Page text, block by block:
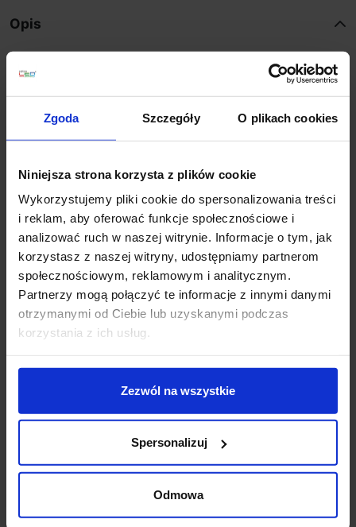
Zgoda Szczegóły O plikach cookies
Niniejsza strona korzysta z plików cookie
Wykorzystujemy pliki cookie do spersonalizowania treści
i reklam, aby oferować funkcje społecznościowe i
analizować ruch w naszej witrynie. Informacje o tym, jak
korzystasz z naszej witryny, udostępniamy partnerom
społecznościowym, reklamowym i analitycznym.
Partnerzy mogą połączyć te informacje z innymi danymi
otrzymanymi od Ciebie lub uzyskanymi podczas
korzystania z ich usług.
Zezwól na wszystkie
Spersonalizuj
Odmowa
Opis
Parametry:
wysokość (mm): 40
szerokość (mm): 450
głębokość (mm): 450
max moc źródła: 30W
napięcie: 230 V
źródło w zestawie: LED 30W, 2030 lm, 3000K
kolor lampy: biały
materiał: aluminium/akryl
IP: 20
Szczegóły produktu